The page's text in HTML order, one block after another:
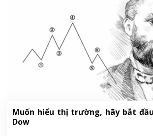
Muốn hiểu thị trường, hãy bắt
Dow